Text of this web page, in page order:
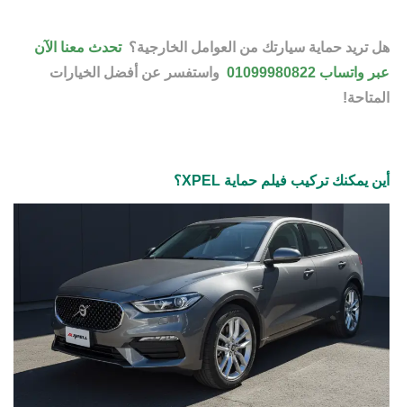
هل تريد حماية سيارتك من العوامل الخارجية؟ تحدث معنا الآن
عبر واتساب 01099980822
واستفسر عن أفضل الخيارات
المتاحة!
أين يمكنك تركيب فيلم حماية XPEL؟